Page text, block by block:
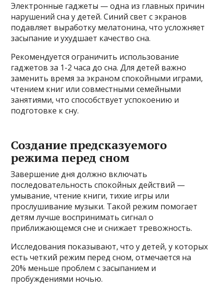
Электронные гаджеты — одна из главных причин
нарушений сна у детей. Синий свет с экранов
подавляет выработку мелатонина, что усложняет
засыпание и ухудшает качество сна.
Рекомендуется ограничить использование
гаджетов за 1-2 часа до сна. Для детей важно
заменить время за экраном спокойными играми,
чтением книг или совместными семейными
занятиями, что способствует успокоению и
подготовке к сну.
Создание предсказуемого
режима перед сном
Завершение дня должно включать
последовательность спокойных действий —
умывание, чтение книги, тихие игры или
прослушивание музыки. Такой режим помогает
детям лучше воспринимать сигнал о
приближающемся сне и снижает тревожность.
Исследования показывают, что у детей, у которых
есть четкий режим перед сном, отмечается на
20% меньше проблем с засыпанием и
пробуждениями ночью.